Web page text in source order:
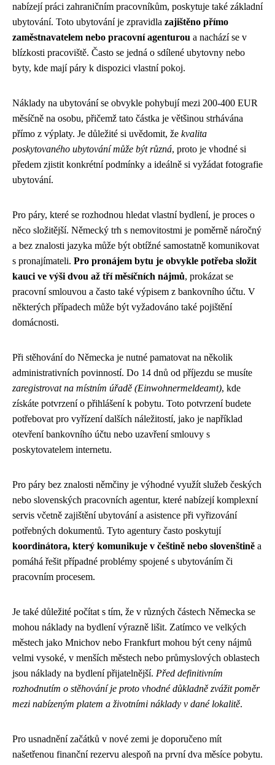
nabízejí práci zahraničním pracovníkům, poskytuje také základní
ubytování. Toto ubytování je zpravidla zajištěno přímo
zaměstnavatelem nebo pracovní agenturou a nachází se v
blízkosti pracoviště. Často se jedná o sdílené ubytovny nebo
byty, kde mají páry k dispozici vlastní pokoj.
Náklady na ubytování se obvykle pohybují mezi 200-400 EUR
měsíčně na osobu, přičemž tato částka je většinou strhávána
přímo z výplaty. Je důležité si uvědomit, že kvalita
poskytovaného ubytování může být různá, proto je vhodné si
předem zjistit konkrétní podmínky a ideálně si vyžádat fotografie
ubytování.
Pro páry, které se rozhodnou hledat vlastní bydlení, je proces o
něco složitější. Německý trh s nemovitostmi je poměrně náročný
a bez znalosti jazyka může být obtížné samostatně komunikovat
s pronajímateli. Pro pronájem bytu je obvykle potřeba složit
kauci ve výši dvou až tří měsíčních nájmů, prokázat se
pracovní smlouvou a často také výpisem z bankovního účtu. V
některých případech může být vyžadováno také pojištění
domácnosti.
Při stěhování do Německa je nutné pamatovat na několik
administrativních povinností. Do 14 dnů od příjezdu se musíte
zaregistrovat na místním úřadě (Einwohnermeldeamt), kde
získáte potvrzení o přihlášení k pobytu. Toto potvrzení budete
potřebovat pro vyřízení dalších náležitostí, jako je například
otevření bankovního účtu nebo uzavření smlouvy s
poskytovatelem internetu.
Pro páry bez znalosti němčiny je výhodné využít služeb českých
nebo slovenských pracovních agentur, které nabízejí komplexní
servis včetně zajištění ubytování a asistence při vyřizování
potřebných dokumentů. Tyto agentury často poskytují
koordinátora, který komunikuje v češtině nebo slovenštině a
pomáhá řešit případné problémy spojené s ubytováním či
pracovním procesem.
Je také důležité počítat s tím, že v různých částech Německa se
mohou náklady na bydlení výrazně lišit. Zatímco ve velkých
městech jako Mnichov nebo Frankfurt mohou být ceny nájmů
velmi vysoké, v menších městech nebo průmyslových oblastech
jsou náklady na bydlení přijatelnější. Před definitivním
rozhodnutím o stěhování je proto vhodné důkladně zvážit poměr
mezi nabízeným platem a životními náklady v dané lokalitě.
Pro usnadnění začátků v nové zemi je doporučeno mít
našetřenou finanční rezervu alespoň na první dva měsíce pobytu.